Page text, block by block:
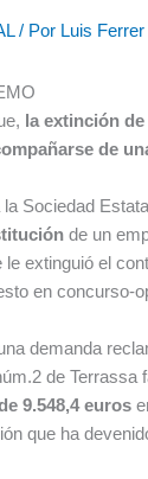
/ Por Luis Ferrer
la extinción
de
Sociedad
de un
extinguió el
en concurso-
demanda
de Terrassa
9.548,4 euros
que ha